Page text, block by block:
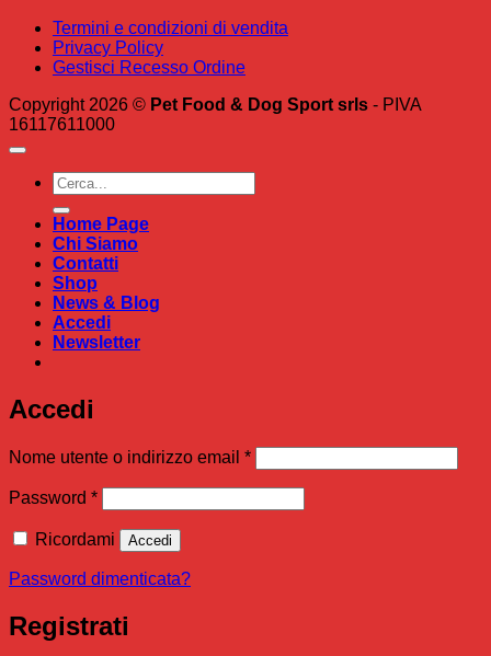
Termini e condizioni di vendita
Privacy Policy
Gestisci Recesso Ordine
Copyright 2026 © Pet Food & Dog Sport srls - PIVA
16117611000
Cerca:
Home Page
Chi Siamo
Contatti
Shop
News & Blog
Accedi
Newsletter
Accedi
Nome utente o indirizzo email *Richiesto
Password *Richiesto
Ricordami Accedi
Password dimenticata?
Registrati